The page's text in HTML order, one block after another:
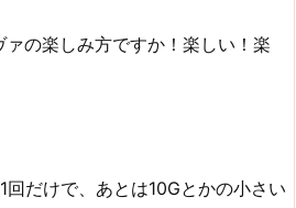
の楽しみ方ですか！楽しい！楽
回だけで、あとは10Gとかの小さい